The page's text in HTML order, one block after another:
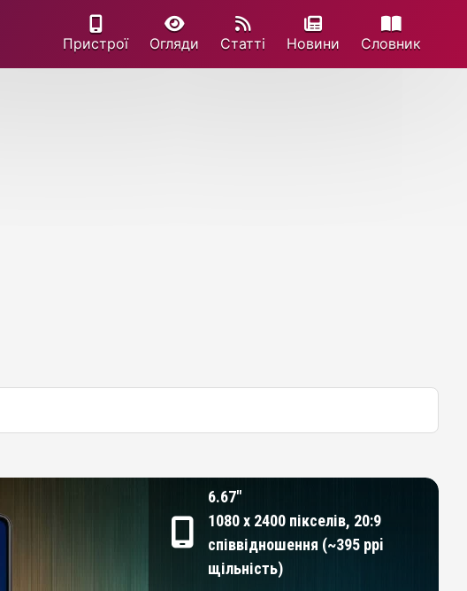
Пристрої Огляди Статті Новини Cловник
6.67"
1080 x 2400 пікселів, 20:9
співвідношення (~395 ppi
щільність)